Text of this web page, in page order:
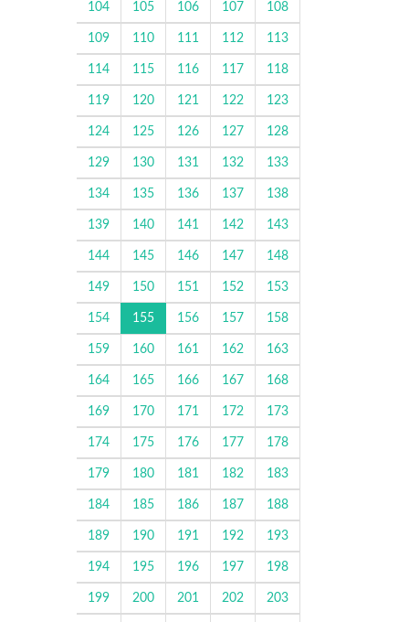
104 105 106 107 108
109 110 111 112 113
114 115 116 117 118
119 120 121 122 123
124 125 126 127 128
129 130 131 132 133
134 135 136 137 138
139 140 141 142 143
144 145 146 147 148
149 150 151 152 153
154 155 156 157 158
159 160 161 162 163
164 165 166 167 168
169 170 171 172 173
174 175 176 177 178
179 180 181 182 183
184 185 186 187 188
189 190 191 192 193
194 195 196 197 198
199 200 201 202 203